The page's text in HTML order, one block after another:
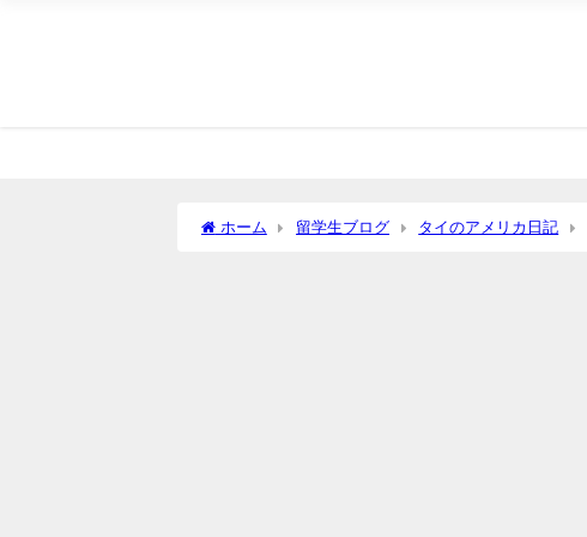
ホーム 留学生ブログ タイのアメリカ日記